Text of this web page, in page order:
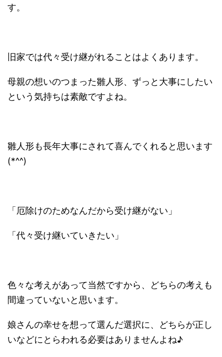
す。
旧家では代々受け継がれることはよくあります。
母親の想いのつまった雛人形、ずっと大事にしたい
という気持ちは素敵ですよね。
雛人形も長年大事にされて喜んでくれると思います
(*^^)
「厄除けのためなんだから受け継がない」
「代々受け継いていきたい」
色々な考えがあって当然ですから、どちらの考えも
間違っていないと思います。
娘さんの幸せを想って選んだ選択に、どちらが正し
いなどにとらわれる必要はありませんよね♪